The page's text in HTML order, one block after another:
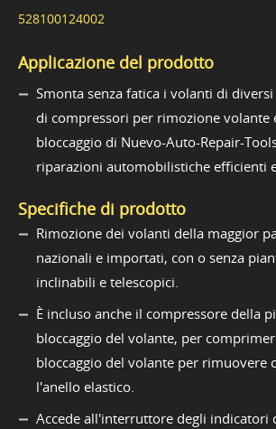
528100124002
Applicazione del prodotto
Smonta senza fatica i volanti di
di compressori per rimozione volante
bloccaggio di Nuevo-Auto-Repair-
riparazioni automobilistiche efficienti
Specifiche di prodotto
Rimozione dei volanti della maggior
nazionali e importati, con o senza
inclinabili e telescopici.
È incluso anche il compressore della
bloccaggio del volante, per
bloccaggio del volante per rimuovere
l'anello elastico.
Accede all'interruttore degli indicatori